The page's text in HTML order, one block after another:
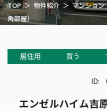
TOP 物件紹介 マンション
角部屋）
居住用 買う
ID:
エンゼルハイム吉